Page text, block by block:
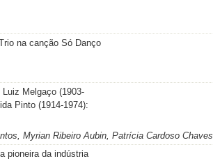
na canção Só Danço
Melgaço (1903-
Pinto (1914-1974):
Myrian Ribeiro Aubin, Patrícia Cardoso Chaves
pioneira da indústria